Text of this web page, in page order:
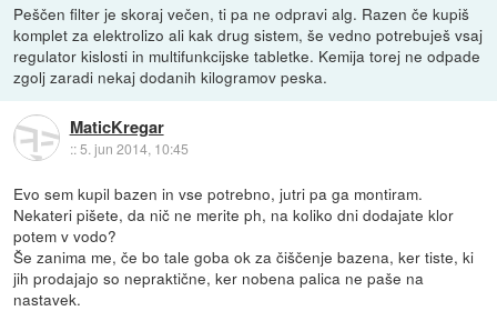
Peščen filter je skoraj večen, ti pa ne odpravi alg. Razen če kupiš
komplet za elektrolizo ali kak drug sistem, še vedno potrebuješ vsaj
regulator kislosti in multifunkcijske tabletke. Kemija torej ne odpade
zgolj zaradi nekaj dodanih kilogramov peska.
MaticKregar
::5. jun 2014, 10:45
Evo sem kupil bazen in vse potrebno, jutri pa ga montiram.
Nekateri pišete, da nič ne merite ph, na koliko dni dodajate klor
potem v vodo?
Še zanima me, če bo tale goba ok za čiščenje bazena, ker tiste, ki
jih prodajajo so nepraktične, ker nobena palica ne paše na
nastavek.